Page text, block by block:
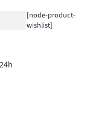
[node-product-
wishlist]